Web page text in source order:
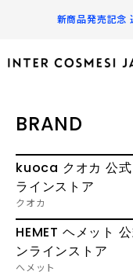
新商品発売記念
BRAND
kuoca クオカ 公式
ラインストア
クオカ
HEMET ヘメット
ンラインストア
へメット